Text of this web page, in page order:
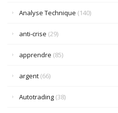
Analyse Technique (140)
anti-crise (29)
apprendre (85)
argent (66)
Autotrading (38)